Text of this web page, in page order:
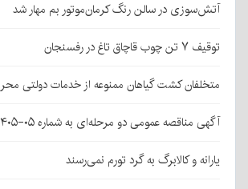
آتش‌سوزی در سالن رنگ کرمان‌موتور بم مهار شد
توقیف ۷ تن چوب قاچاق تاغ در رفسنجان
متخلفان کشت گیاهان ممنوعه از خدمات دولتی
آگهی مناقصه عمومی دو مرحله‌ای به شماره ۰۵-۱۴۰۵ (تجدید اول)
یارانه و کالابرگ به گرد تورم نمی‌رسند